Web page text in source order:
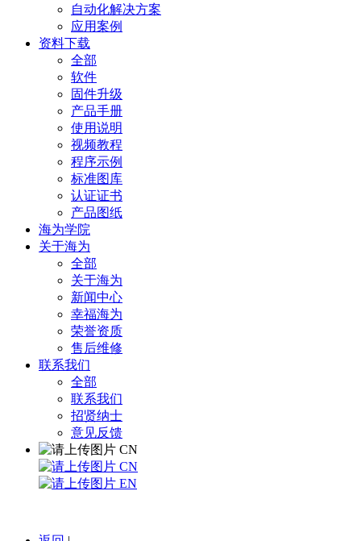
自动化解决方案
应用案例
资料下载
全部
软件
固件升级
产品手册
使用说明
视频教程
程序示例
标准图库
认证证书
产品图纸
海为学院
关于海为
全部
关于海为
新闻中心
幸福海为
荣誉资质
售后维修
联系我们
全部
联系我们
招贤纳士
意见反馈
CN
CN
EN